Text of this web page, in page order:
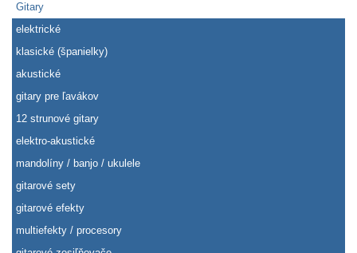
Gitary
elektrické
klasické (španielky)
akustické
gitary pre ľavákov
12 strunové gitary
elektro-akustické
mandolíny / banjo / ukulele
gitarové sety
gitarové efekty
multiefekty / procesory